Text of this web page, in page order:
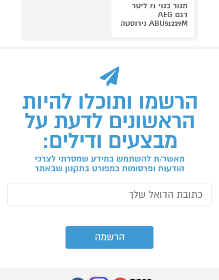
תנור בנוי 71 ליטר
דגם AEG
ABU51229M נירוסטה
הרשמו ותוכלו להיות
הראשונים לדעת על
מבצעים ודילים:
מאשר/ת להשתמש במידע שמסרתי לצרכי
הודעות ופרסומות כמפורט בתקנון שבאתר